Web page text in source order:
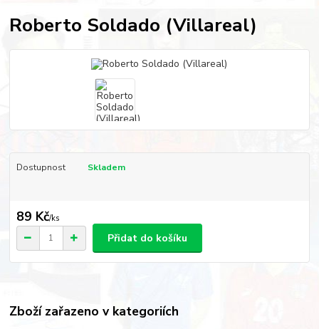
Roberto Soldado (Villareal)
Dostupnost Skladem
89 Kč/ks
Přidat do košíku
Zboží zařazeno v kategoriích